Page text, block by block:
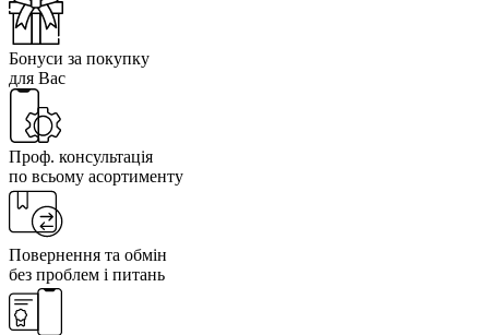
Бонуси за покупку
для Вас
Проф. консультація
по всьому асортименту
Повернення та обмін
без проблем і питань